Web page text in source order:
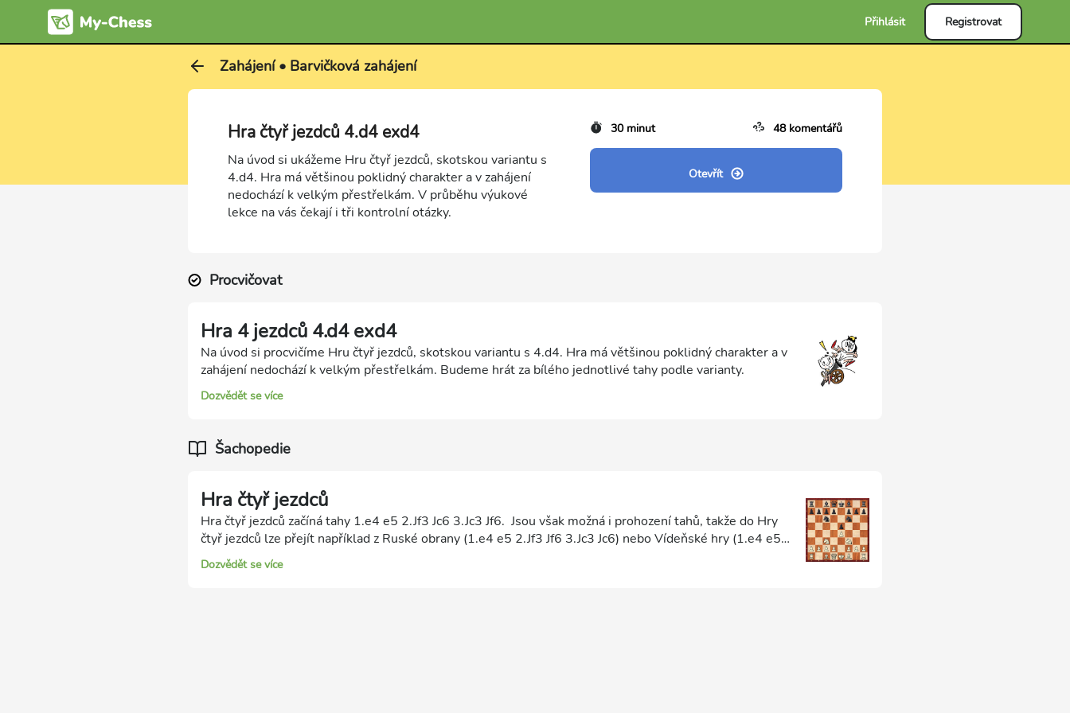
Přihlásit Registrovat
Zahájení • Barvičková zahájení
Hra čtyř jezdců 4.d4 exd4
Na úvod si ukážeme Hru čtyř jezdců, skotskou variantu s
4.d4. Hra má většinou poklidný charakter a v zahájení
nedochází k velkým přestřelkám. V průběhu výukové
lekce na vás čekají i tři kontrolní otázky.
30 minut 48 komentářů
Otevřít
Procvičovat
Hra 4 jezdců 4.d4 exd4
Na úvod si procvičíme Hru čtyř jezdců, skotskou variantu s 4.d4. Hra má většinou poklidný charakter a v
zahájení nedochází k velkým přestřelkám. Budeme hrát za bílého jednotlivé tahy podle varianty.
Dozvědět se více
Šachopedie
Hra čtyř jezdců
Hra čtyř jezdců začíná tahy 1.e4 e5 2.Jf3 Jc6 3.Jc3 Jf6. Jsou však možná i prohození tahů, takže do Hry
čtyř jezdců lze přejít například z Ruské obrany (1.e4 e5 2.Jf3 Jf6 3.Jc3 Jc6) nebo Vídeňské hry (1.e4 e5
2.Jc3 Jf6 3.Jf3 Jc6). Hra má většinou poklidný charakter a tíhne k remízovým pozicím. Proto se touto
cestou se nevydávají silní hráči příliš často. Existují však i ostrá pokračování, například superostrý
Dozvědět se více